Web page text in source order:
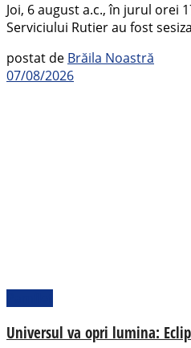
Joi, 6 august a.c., în jurul orei
Serviciului Rutier au fost
postat de Brăila Noastră
07/08/2026
Universul va opri lumina: